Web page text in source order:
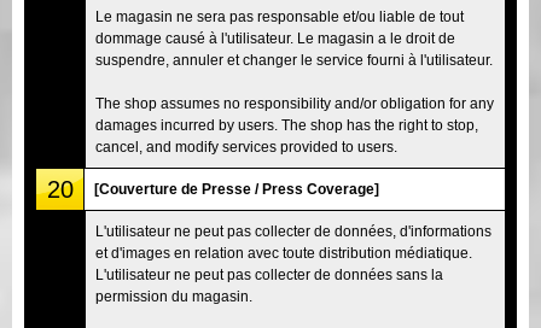
Le magasin ne sera pas responsable et/ou liable de tout
dommage causé à l'utilisateur. Le magasin a le droit de
suspendre, annuler et changer le service fourni à l'utilisateur.
The shop assumes no responsibility and/or obligation for any
damages incurred by users. The shop has the right to stop,
cancel, and modify services provided to users.
20 [Couverture de Presse / Press Coverage]
L'utilisateur ne peut pas collecter de données, d'informations
et d'images en relation avec toute distribution médiatique.
L'utilisateur ne peut pas collecter de données sans la
permission du magasin.